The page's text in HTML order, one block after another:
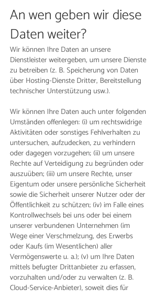
An wen geben wir diese
Daten weiter?
Wir können Ihre Daten an unsere
Dienstleister weitergeben, um unsere Dienste
zu betreiben (z. B. Speicherung von Daten
über Hosting-Dienste Dritter, Bereitstellung
technischer Unterstützung usw.).
Wir können Ihre Daten auch unter folgenden
Umständen offenlegen: (i) um rechtswidrige
Aktivitäten oder sonstiges Fehlverhalten zu
untersuchen, aufzudecken, zu verhindern
oder dagegen vorzugehen; (ii) um unsere
Rechte auf Verteidigung zu begründen oder
auszuüben; (iii) um unsere Rechte, unser
Eigentum oder unsere persönliche Sicherheit
sowie die Sicherheit unserer Nutzer oder der
Öffentlichkeit zu schützen; (iv) im Falle eines
Kontrollwechsels bei uns oder bei einem
unserer verbundenen Unternehmen (im
Wege einer Verschmelzung, des Erwerbs
oder Kaufs (im Wesentlichen) aller
Vermögenswerte u. a.); (v) um Ihre Daten
mittels befugter Drittanbieter zu erfassen,
vorzuhalten und/oder zu verwalten (z. B.
Cloud-Service-Anbieter), soweit dies für